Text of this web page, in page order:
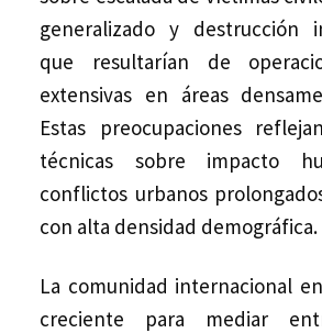
generalizado y destrucción
que resultarían de
extensivas en áreas
Estas preocupaciones
técnicas sobre impacto
conflictos urbanos
con alta densidad demográfica.
La comunidad internacional
creciente para mediar